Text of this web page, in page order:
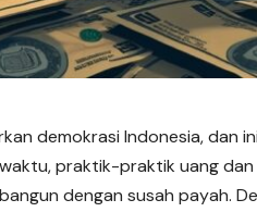
demokrasi Indonesia, dan
praktik-praktik uang
dengan susah payah.